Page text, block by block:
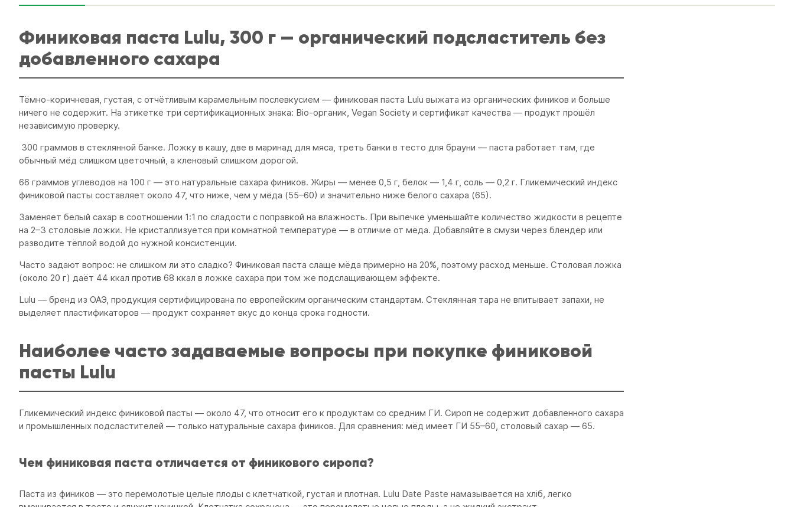
Финиковая паста Lulu, 300 г — органический подсластитель без
добавленного сахара
Тёмно-коричневая, густая, с отчётливым карамельным послевкусием — финиковая паста Lulu выжата из органических фиников и больше
ничего не содержит. На этикетке три сертификационных знака: Bio-органик, Vegan Society и сертификат качества — продукт прошёл
независимую проверку.
300 граммов в стеклянной банке. Ложку в кашу, две в маринад для мяса, треть банки в тесто для брауни — паста работает там, где
обычный мёд слишком цветочный, а кленовый слишком дорогой.
66 граммов углеводов на 100 г — это натуральные сахара фиников. Жиры — менее 0,5 г, белок — 1,4 г, соль — 0,2 г. Гликемический индекс
финиковой пасты составляет около 47, что ниже, чем у мёда (55–60) и значительно ниже белого сахара (65).
Заменяет белый сахар в соотношении 1:1 по сладости с поправкой на влажность. При выпечке уменьшайте количество жидкости в рецепте
на 2–3 столовые ложки. Не кристаллизуется при комнатной температуре — в отличие от мёда. Добавляйте в смузи через блендер или
разводите тёплой водой до нужной консистенции.
Часто задают вопрос: не слишком ли это сладко? Финиковая паста слаще мёда примерно на 20%, поэтому расход меньше. Столовая ложка
(около 20 г) даёт 44 ккал против 68 ккал в ложке сахара при том же подслащивающем эффекте.
Lulu — бренд из ОАЭ, продукция сертифицирована по европейским органическим стандартам. Стеклянная тара не впитывает запахи, не
выделяет пластификаторов — продукт сохраняет вкус до конца срока годности.
Наиболее часто задаваемые вопросы при покупке финиковой
пасты Lulu
Гликемический индекс финиковой пасты — около 47, что относит его к продуктам со средним ГИ. Сироп не содержит добавленного сахара
и промышленных подсластителей — только натуральные сахара фиников. Для сравнения: мёд имеет ГИ 55–60, столовый сахар — 65.
Чем финиковая паста отличается от финикового сиропа?
Паста из фиников — это перемолотые целые плоды с клетчаткой, густая и плотная. Lulu Date Paste намазывается на хліб, легко